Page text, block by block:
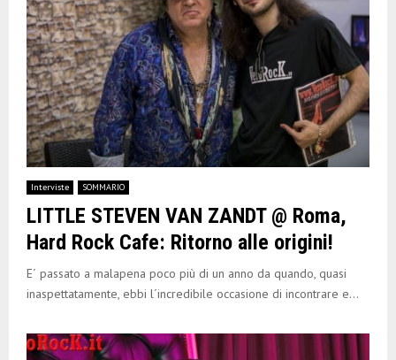
Interviste SOMMARIO
LITTLE STEVEN VAN ZANDT @ Roma,
Hard Rock Cafe: Ritorno alle origini!
E´ passato a malapena poco più di un anno da quando, quasi
inaspettatamente, ebbi l´incredibile occasione di incontrare e...